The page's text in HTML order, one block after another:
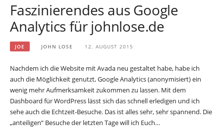
Faszinierendes aus Google
Analytics für johnlose.de
JOE JOHN LOSE 12. AUGUST 2015
Nachdem ich die Website mit Avada neu gestaltet habe, habe ich
auch die Möglichkeit genutzt, Google Analytics (anonymisiert) ein
wenig mehr Aufmerksamkeit zukommen zu lassen. Mit dem
Dashboard für WordPress lässt sich das schnell erledigen und ich
sehe auch die Echtzeit-Besuche. Das ist alles sehr, sehr spannend. Die
„anteiligen“ Besuche der letzten Tage will ich Euch…